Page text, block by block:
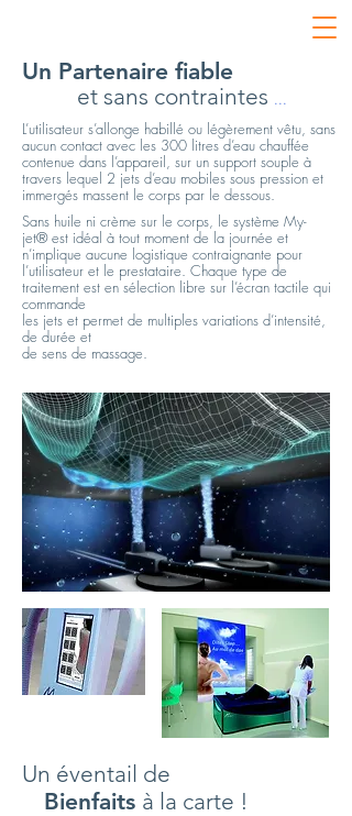
Un Partenaire fiable
et sans contraintes ...
L’utilisateur s’allonge habillé ou légèrement vêtu, sans
aucun contact avec les 300 litres d’eau chauffée
contenue dans l’appareil, sur un support souple à
travers lequel 2 jets d’eau mobiles sous pression et
immergés massent le corps par le dessous.
Sans huile ni crème sur le corps, le système My-
jet® est idéal à tout moment de la journée et
n’implique aucune logistique contraignante pour
l’utilisateur et le prestataire. Chaque type de
traitement est en sélection libre sur l’écran tactile qui
commande
les jets et permet de multiples variations d’intensité,
de durée et
de sens de massage.
Un éventail de
Bienfaits à la carte !